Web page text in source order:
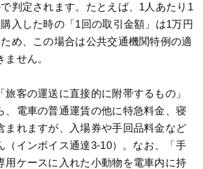
判定されます。たとえば、1人あたり1
入した時の「1回の取引金額」は1万円
め、この場合は公共交通機関特例の適
せん。
客の運送に直接的に附帯するもの」
、電車の普通運賃の他に特急料金、寝
まれますが、入場券や手回品料金など
（インボイス通達3-10）。なお、「手
用ケースに入れた小動物を電車内に持